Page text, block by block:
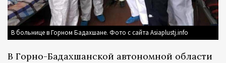
В больнице в Горном Бадахшане. Фото с сайта Asiaplustj.info
В Горно-Бадахшанской автономной области